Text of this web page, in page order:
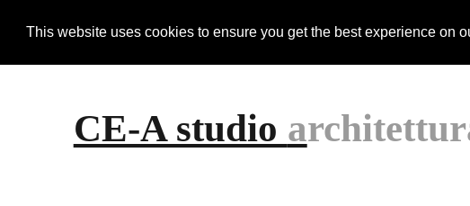
This website uses cookies to ensure you get the best experience on
CE-A studio a